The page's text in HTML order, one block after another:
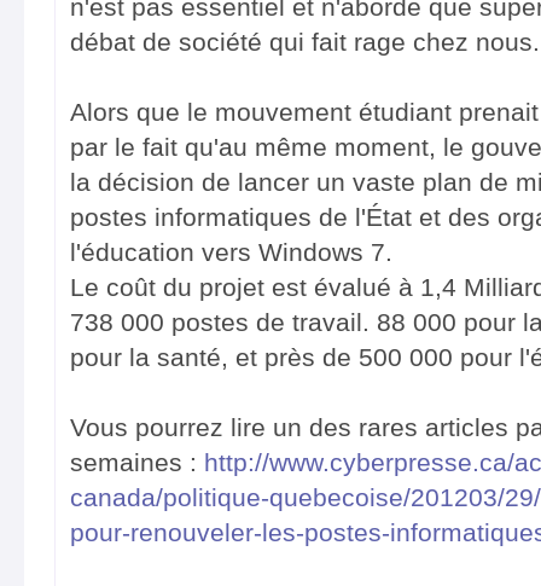
n'est pas essentiel et n'aborde que
débat de société qui fait rage chez
Alors que le mouvement étudiant
par le fait qu'au même moment, le
la décision de lancer un vaste plan de
postes informatiques de l'État et des
l'éducation vers Windows 7.
Le coût du projet est évalué à 1,4
738 000 postes de travail. 88 000 pour
pour la santé, et près de 500 000 pour
Vous pourrez lire un des rares articles
semaines : http://www.cyberpresse.ca/
canada/politique-quebecoise/201203/
pour-renouveler-les-postes-